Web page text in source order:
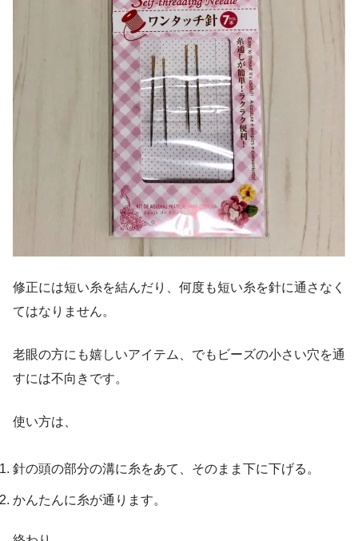
修正には短い糸を結んだり、何度も短い糸を針に通さなく
てはなりません。
老眼の方にも嬉しいアイテム、でもビーズの小さい穴を通
すには不向きです。
使い方は、
針の頭の部分の溝に糸をあて、そのまま下に下げる。
かんたんに糸が通ります。